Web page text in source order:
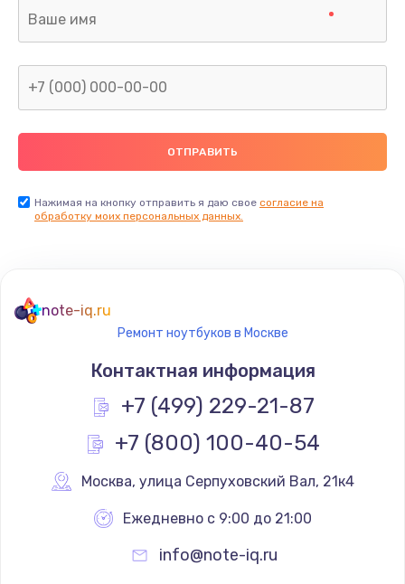
Нажимая на кнопку отправить я даю свое согласие на
обработку моих персональных данных.
note-iq.ru
Ремонт ноутбуков в Москве
Контактная информация
+7 (499) 229-21-87
+7 (800) 100-40-54
Москва, улица Серпуховский Вал, 21к4
Ежедневно с 9:00 до 21:00
info@note-iq.ru